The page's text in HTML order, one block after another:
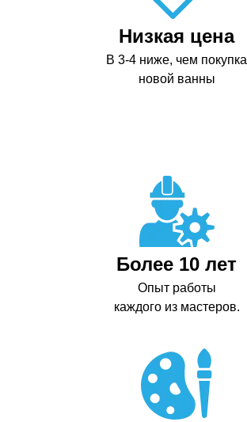
Низкая цена
В 3-4 ниже, чем покупка
новой ванны
Более 10 лет
Опыт работы
каждого из мастеров.